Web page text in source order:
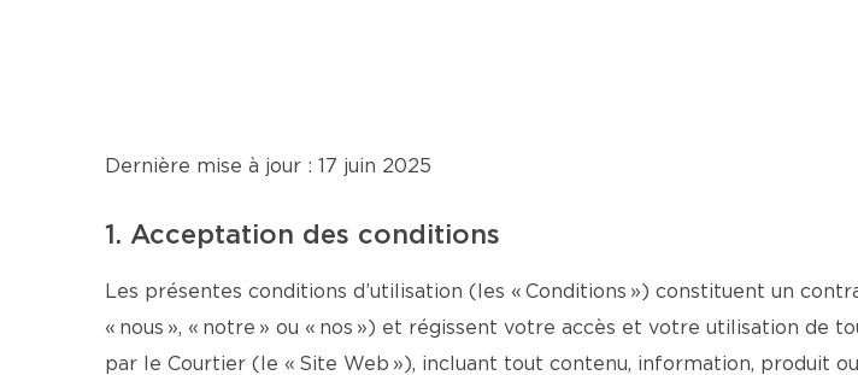
Dernière mise à jour : 17 juin 2025
1. Acceptation des conditions
Les présentes conditions d’utilisation (les « Conditions ») constituent un
« nous », « notre » ou « nos ») et régissent votre accès et votre utilisation
par le Courtier (le « Site Web »), incluant tout contenu, information, produit